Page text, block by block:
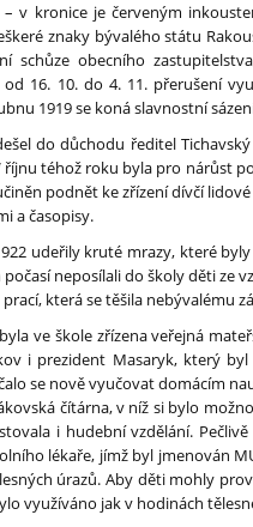
– v kronice je červeným
znaky bývalého státu
schůze obecního
od 16. 10. do 4. 11. přerušení
1919 se koná slavnostní
do důchodu ředitel
říjnu téhož roku byla pro nárůst
podnět ke zřízení dívčí
a časopisy.
udeřily kruté mrazy, které
neposílali do školy děti ze
která se těšila nebývalému
ve škole zřízena veřejná
i prezident Masaryk, který
se nově vyučovat domácím
čítárna, v níž si bylo
i hudební vzdělání.
lékaře, jímž byl jmenován
úrazů. Aby děti mohly
využíváno jak v hodinách